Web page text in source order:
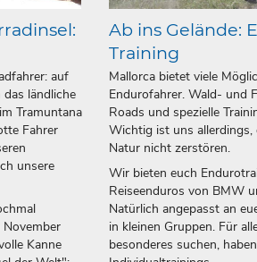
auf
ländliche
Tramuntana
Fahrer
unsere
Kanne
Ab ins Gelände:
Training
Mallorca bietet viele
Endurofahrer. Wald- und
Roads und spezielle
Wichtig ist uns allerdings,
Natur nicht zerstören.
Wir bieten euch
Reiseenduros von BMW
Natürlich angepasst an
in kleinen Gruppen. Für
besonderes suchen,